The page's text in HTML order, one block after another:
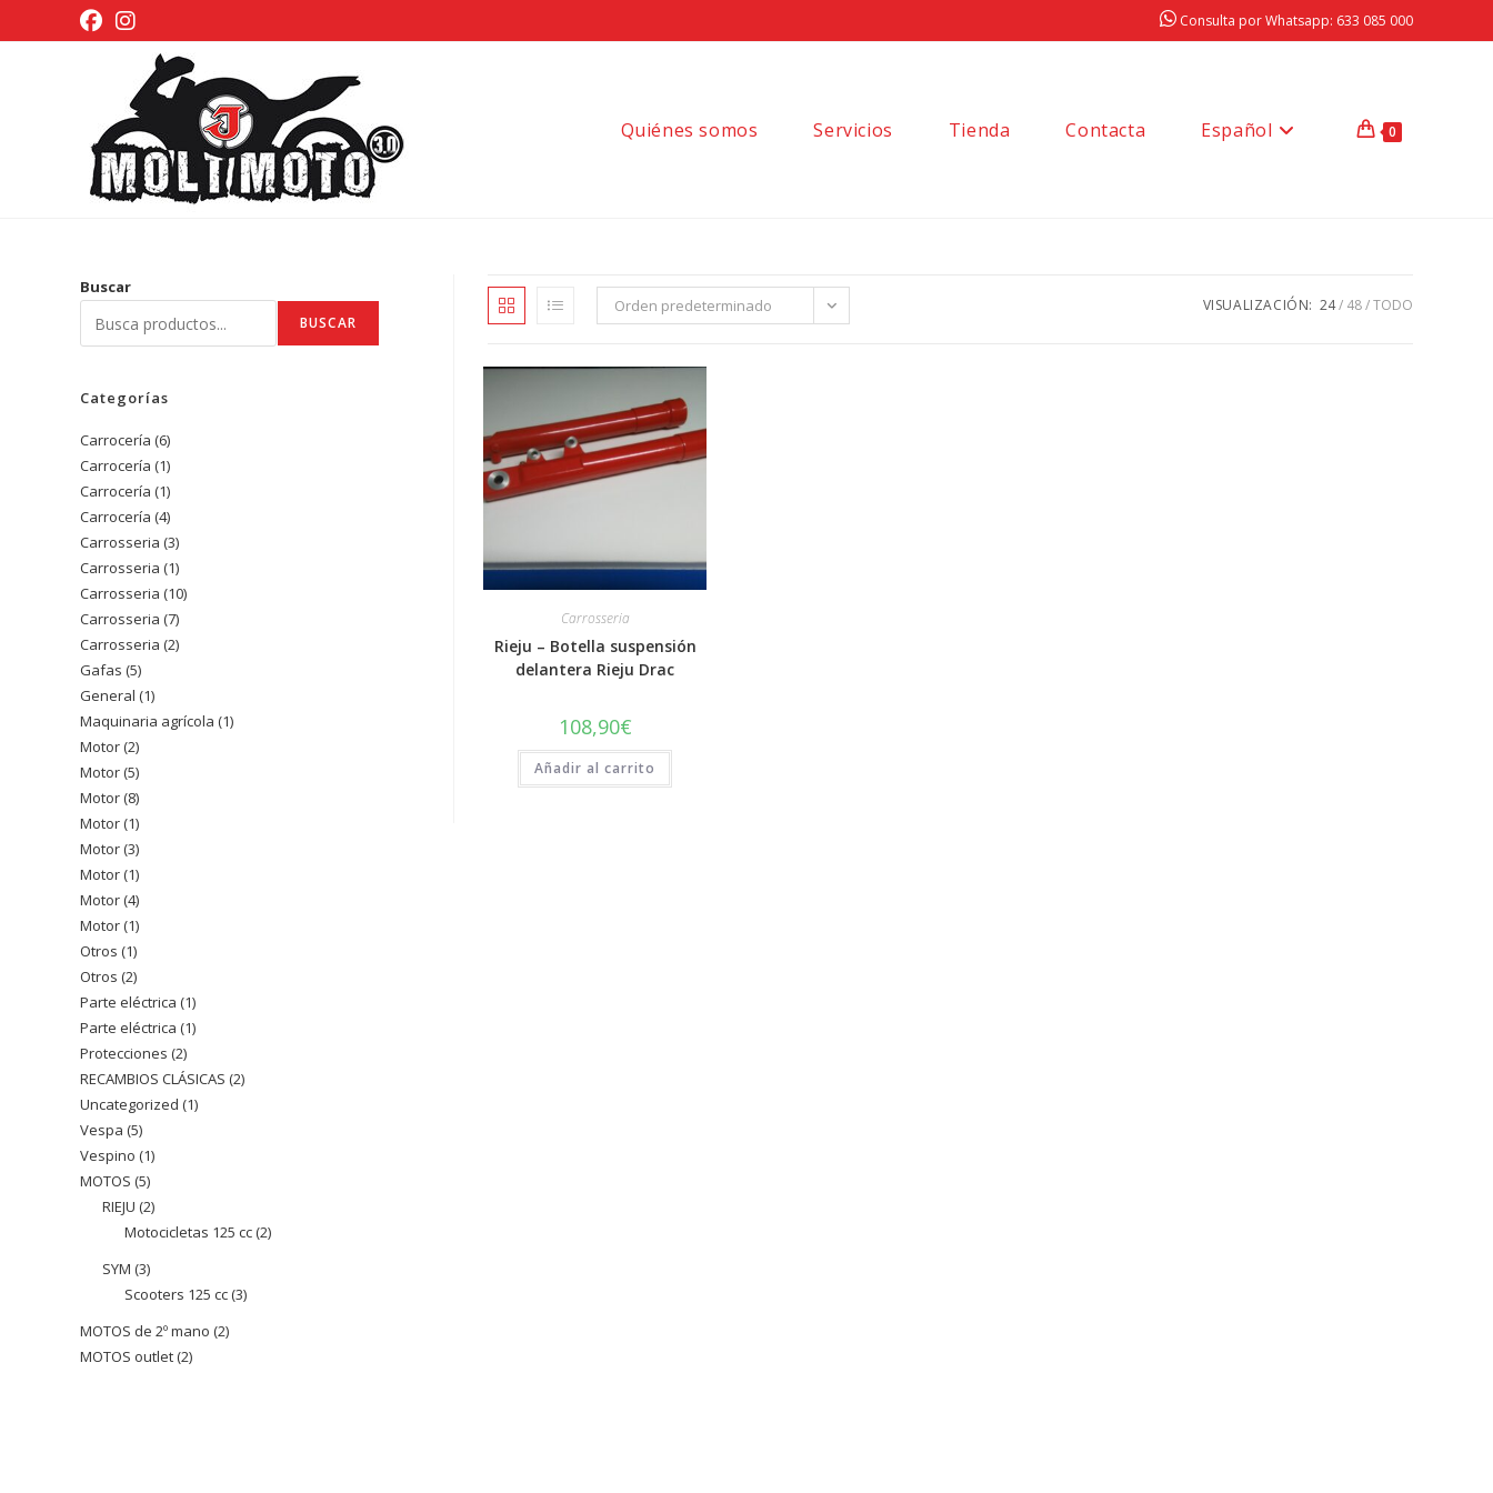
al
Consulta por Whatsapp: 633 085 000
Quiénes somos Servicios Tienda Contacta Español 0
Orden predeterminado VISUALIZACIÓN: 24 48 TODO
Carrosseria
Rieju – Botella suspensión
delantera Rieju Drac
108,90€
Añadir al carrito
Buscar
BUSCAR
Categorías
Carrocería 66
productos
Carrocería 11
producto
Carrocería 11
producto
Carrocería 44
productos
Carrosseria 33
productos
Carrosseria 11
producto
Carrosseria 1010
Carrosseria 77
productos
Carrosseria 22
Gafas 55
productos
General 11
producto
Maquinaria agrícola 11
Motor 22
productos
Motor 55
productos
Motor 88
productos
Motor 11
producto
Motor 33
productos
Motor 11
producto
Motor 44
productos
Motor 11
producto
Otros 11
producto
Otros 22
productos
Parte eléctrica 11
producto
Parte eléctrica 11
Protecciones 22
productos
RECAMBIOS CLÁSICAS 22
Uncategorized 11
Vespa 55
productos
Vespino 11
MOTOS 55
productos
RIEJU 22
productos
Motocicletas 125 cc 22
SYM 33
productos
Scooters 125 cc 33
MOTOS de 2º mano 22
MOTOS outlet 22